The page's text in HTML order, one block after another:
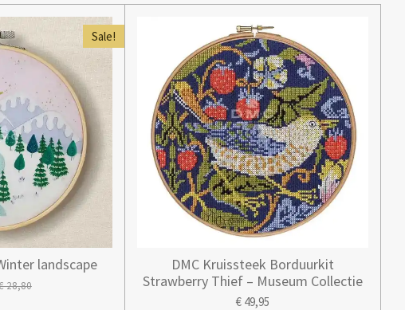
Sale!
landscape
28,80
DMC Kruissteek Borduurkit
Strawberry Thief – Museum Collectie
€ 49,95